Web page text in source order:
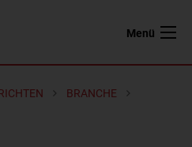
Menü
BRANCHE